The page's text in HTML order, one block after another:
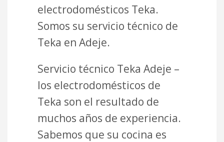
electrodomésticos Teka.
Somos su servicio técnico de
Teka en Adeje.
Servicio técnico Teka Adeje –
los electrodomésticos de
Teka son el resultado de
muchos años de experiencia.
Sabemos que su cocina es